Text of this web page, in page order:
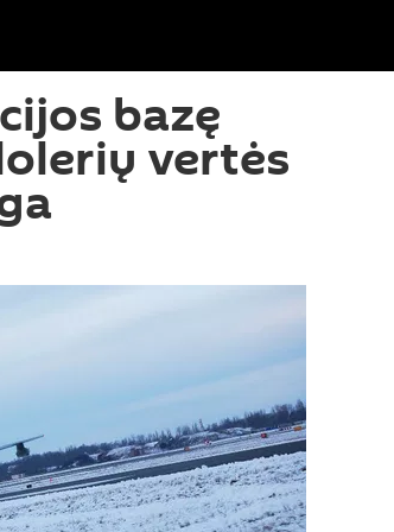
bazę
vertės